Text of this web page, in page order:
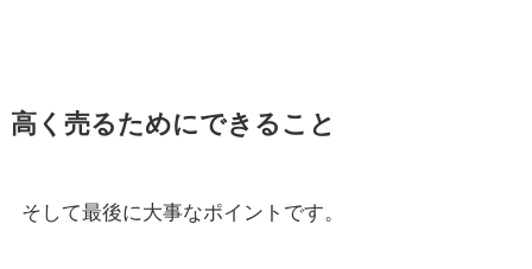
高く売るためにできること
そして最後に大事なポイントです。